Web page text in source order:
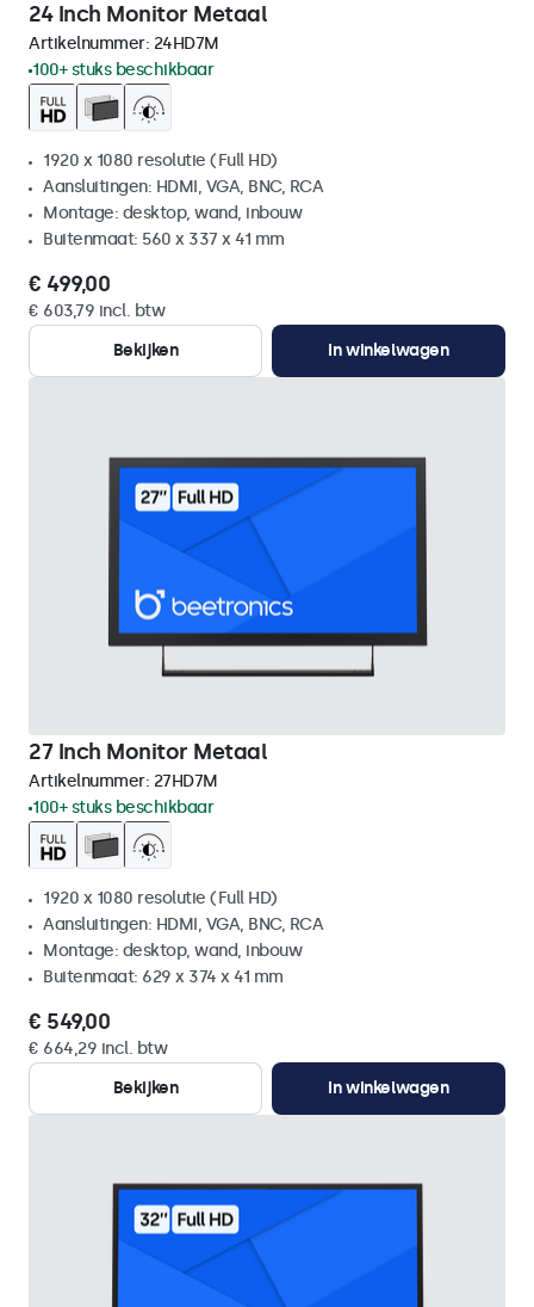
24 Inch Monitor Metaal
Artikelnummer: 24HD7M
100+ stuks beschikbaar
1920 x 1080 resolutie (Full HD)
Aansluitingen: HDMI, VGA, BNC, RCA
Montage: desktop, wand, inbouw
Buitenmaat: 560 x 337 x 41 mm
€ 499,00
€ 603,79 incl. btw
Bekijken
In winkelwagen
27 Inch Monitor Metaal
Artikelnummer: 27HD7M
100+ stuks beschikbaar
1920 x 1080 resolutie (Full HD)
Aansluitingen: HDMI, VGA, BNC, RCA
Montage: desktop, wand, inbouw
Buitenmaat: 629 x 374 x 41 mm
€ 549,00
€ 664,29 incl. btw
Bekijken
In winkelwagen